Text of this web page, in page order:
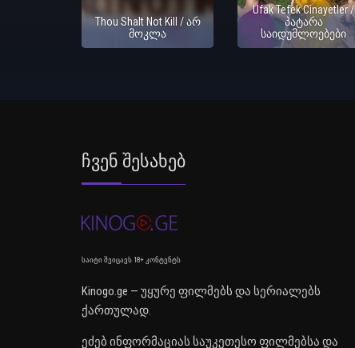
Thou Shalt Not Kill / არ
მოკლა
Ufak Tefek Cinayetler /
პატარა
საიდუმლოებები
Ჩვენ Შესახებ
საიტი შეიცავს 18+ კონტენტს
Kinogo.ge — უყურე ფილმებს და სერიალებს
ქართულად.
ეძებ ინფორმაციას საუკეთესო ფილმებსა და